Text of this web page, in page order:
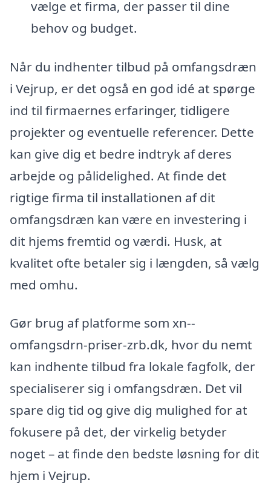
vælge et firma, der passer til dine
behov og budget.
Når du indhenter tilbud på omfangsdræn
i Vejrup, er det også en god idé at spørge
ind til firmaernes erfaringer, tidligere
projekter og eventuelle referencer. Dette
kan give dig et bedre indtryk af deres
arbejde og pålidelighed. At finde det
rigtige firma til installationen af dit
omfangsdræn kan være en investering i
dit hjems fremtid og værdi. Husk, at
kvalitet ofte betaler sig i længden, så vælg
med omhu.
Gør brug af platforme som xn--
omfangsdrn-priser-zrb.dk, hvor du nemt
kan indhente tilbud fra lokale fagfolk, der
specialiserer sig i omfangsdræn. Det vil
spare dig tid og give dig mulighed for at
fokusere på det, der virkelig betyder
noget – at finde den bedste løsning for dit
hjem i Vejrup.